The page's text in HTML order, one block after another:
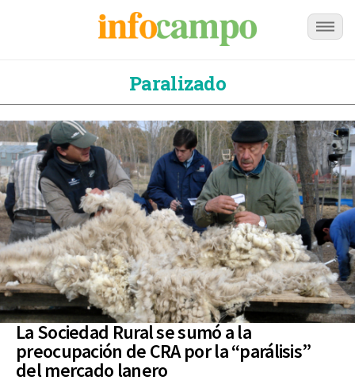
Paralizado
La Sociedad Rural se sumó a la
preocupación de CRA por la “parálisis”
del mercado lanero